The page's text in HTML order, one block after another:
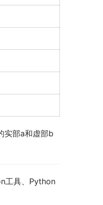
实部a和虚部b
工具、Python